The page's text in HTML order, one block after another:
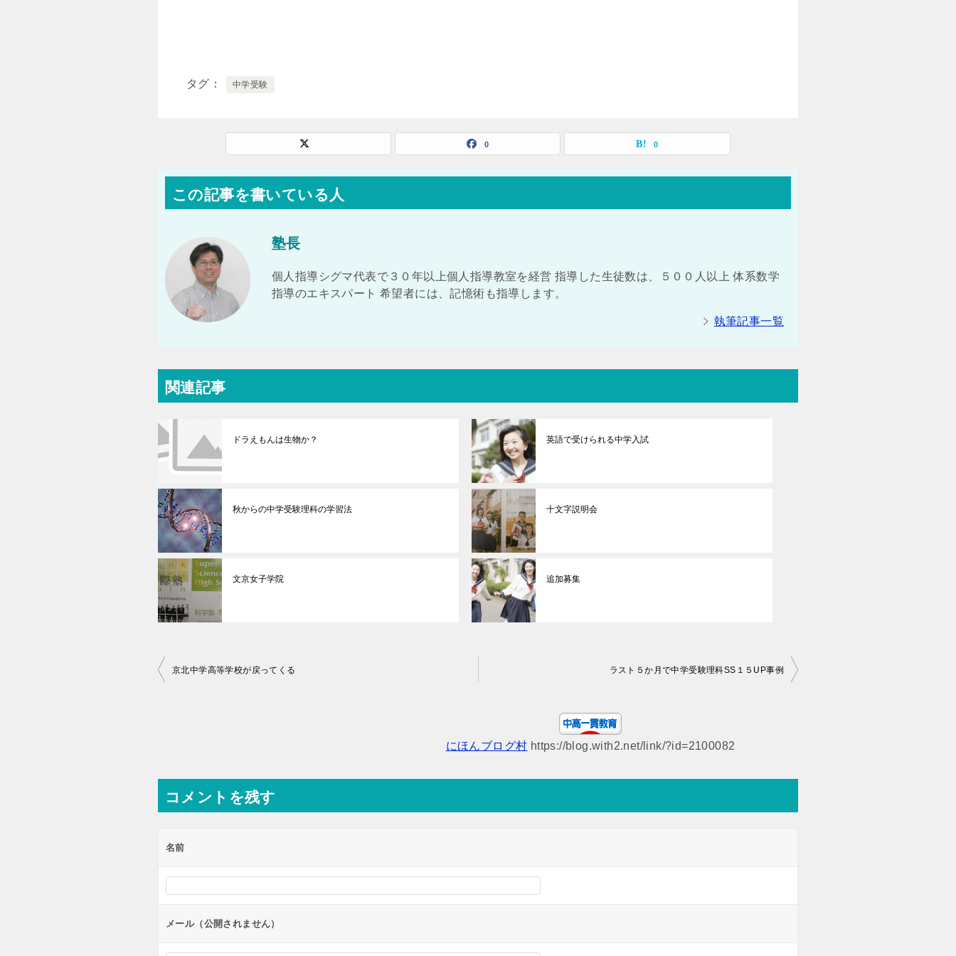
タグ 中学受験
0 0
この記事を書いている人
塾長
個人指導シグマ代表で３０年以上個人指導教室を経営 指導した生徒数は、５００人以上 体系数学
指導のエキスパート 希望者には、記憶術も指導します。
執筆記事一覧
関連記事
ドラえもんは生物か？ 英語で受けられる中学入試
秋からの中学受験理科の学習法 十文字説明会
文京女子学院 追加募集
投
ー
シ
ン
京北中学高等学校が戻ってくる ラスト５か月で中学受験理科SS１５UP事例
にほんブログ村 https://blog.with2.net/link/?id=2100082
コメントを残す
名前
メール（公開されません）